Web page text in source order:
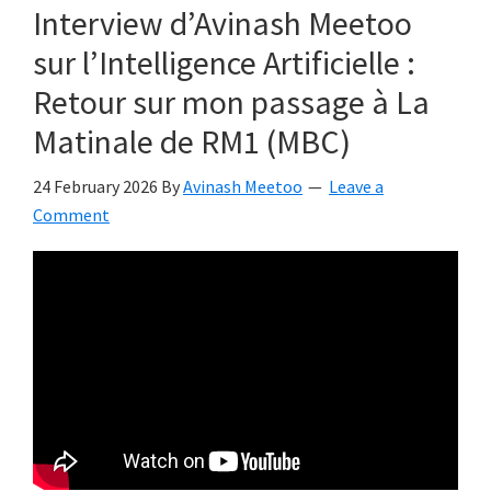
Interview d’Avinash Meetoo
sur l’Intelligence Artificielle :
Retour sur mon passage à La
Matinale de RM1 (MBC)
24 February 2026 ByAvinash Meetoo
Leave a
Comment